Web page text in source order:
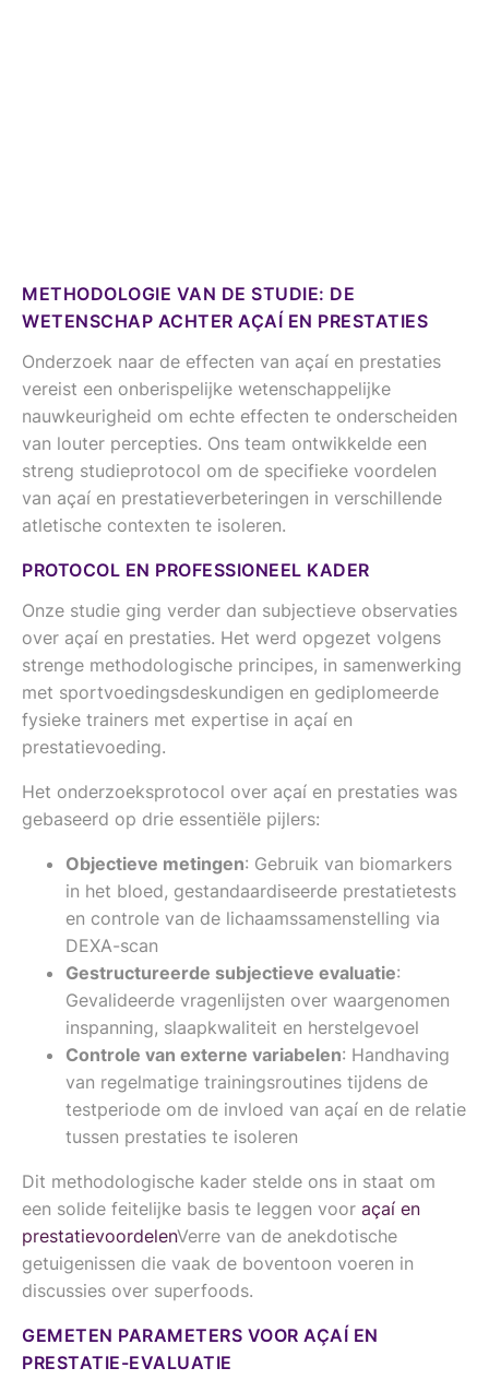
METHODOLOGIE VAN DE STUDIE: DE
WETENSCHAP ACHTER AÇAÍ EN PRESTATIES
Onderzoek naar de effecten van açaí en prestaties
vereist een onberispelijke wetenschappelijke
nauwkeurigheid om echte effecten te onderscheiden
van louter percepties. Ons team ontwikkelde een
streng studieprotocol om de specifieke voordelen
van açaí en prestatieverbeteringen in verschillende
atletische contexten te isoleren.
PROTOCOL EN PROFESSIONEEL KADER
Onze studie ging verder dan subjectieve observaties
over açaí en prestaties. Het werd opgezet volgens
strenge methodologische principes, in samenwerking
met sportvoedingsdeskundigen en gediplomeerde
fysieke trainers met expertise in açaí en
prestatievoeding.
Het onderzoeksprotocol over açaí en prestaties was
gebaseerd op drie essentiële pijlers:
Objectieve metingen: Gebruik van biomarkers
in het bloed, gestandaardiseerde prestatietests
en controle van de lichaamssamenstelling via
DEXA-scan
Gestructureerde subjectieve evaluatie:
Gevalideerde vragenlijsten over waargenomen
inspanning, slaapkwaliteit en herstelgevoel
Controle van externe variabelen: Handhaving
van regelmatige trainingsroutines tijdens de
testperiode om de invloed van açaí en de relatie
tussen prestaties te isoleren
Dit methodologische kader stelde ons in staat om
een solide feitelijke basis te leggen voor açaí en
prestatievoordelenVerre van de anekdotische
getuigenissen die vaak de boventoon voeren in
discussies over superfoods.
GEMETEN PARAMETERS VOOR AÇAÍ EN
PRESTATIE-EVALUATIE